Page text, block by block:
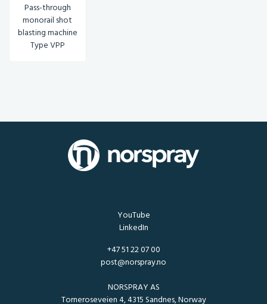
Pass-through
monorail shot
blasting machine
Type VPP
YouTube
LinkedIn
+47 51 22 07 00
post@norspray.no
NORSPRAY AS
Torneroseveien 4, 4315 Sandnes, Norway